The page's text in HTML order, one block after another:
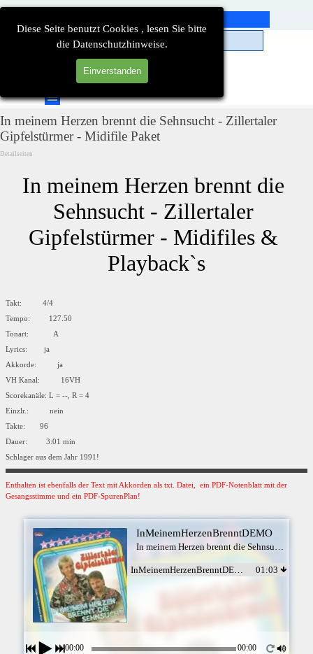
Diese Seite benutzt Cookies , lesen Sie bitte
die Datenschutzhinweise.
Einverstanden
Direkt zum Seiteninhalt
Menü überspringen
In meinem Herzen brennt die Sehnsucht - Zillertaler
Gipfelstürmer - Midifile Paket
Detailseiten
In meinem Herzen brennt die
Sehnsucht - Zillertaler
Gipfelstürmer - Midifiles &
Playback`s
Takt: 4/4
Tempo: 127.50
Tonart: A
Lyrics: ja
Akkorde: ja
VH Kanal: 16VH
Scorekanäle: L = --, R = 4
Einzlr.: nein
Takte: 96
Dauer: 3:01 min
Schlager aus dem Jahr 1991!
Enthalten ist ebenfalls der Text mit Akkorden als txt. Datei, ein PDF-Notenblatt mit der
Gesangsstimme und ein PDF-SpurenPlan!
InMeinemHerzenBrenntDEMO
InMeinemHerzenBrenntDEMO 01:03
00:00 00:00